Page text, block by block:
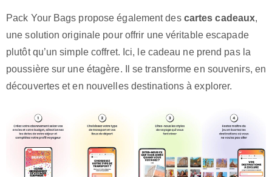
Pack Your Bags propose également des cartes cadeaux,
une solution originale pour offrir une véritable escapade
plutôt qu’un simple coffret. Ici, le cadeau ne prend pas la
poussière sur une étagère. Il se transforme en souvenirs, en
découvertes et en nouvelles destinations à explorer.